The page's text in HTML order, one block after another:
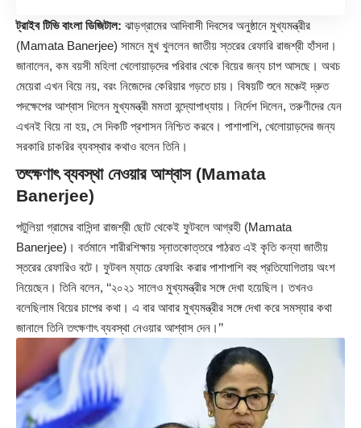
ট্রাইব টিভি বাংলা ডিজিটাল: ঝাড়গ্রামের আদিবাসী দিবসের অনুষ্ঠানে মুখ্যমন্ত্রীর
(Mamata Banerjee) সামনে মুখ খুললেন জাতীয় স্তরের রেফারি রাজশ্রী হাঁসদা।
জানালেন, কম বয়সী মহিলা খেলোয়াড়দের পরিবার থেকে বিয়ের জন্য চাপ আসছে। অথচ
মেয়েরা এখন বিয়ে নয়, বরং নিজেদের কেরিয়ার গড়তে চায়। বিষয়টি শুনে মঞ্চেই দ্রুত
পদক্ষেপের আশ্বাস দিলেন মুখ্যমন্ত্রী মমতা বন্দ্যোপাধ্যায়। নির্দেশ দিলেন, তরুণীদের যেন
এখনই বিয়ে না হয়, সে দিকটি প্রশাসন নিশ্চিত করবে। পাশাপাশি, খেলোয়াড়দের জন্য
সরকারি চাকরির ব্যবস্থার কথাও বলেন তিনি।
তৎক্ষণাৎ ব্যবস্থা নেওয়ার আশ্বাস (Mamata
Banerjee)
পটুলিয়া গ্রামের বাসিন্দা রাজশ্রী ছোট থেকেই ফুটবলে আগ্রহী (Mamata
Banerjee)। বর্তমানে শারীরশিক্ষায় স্নাতকোত্তরে পাঠরত এই কৃতি কন্যা জাতীয়
স্তরের রেফারিও বটে। ফুটবল ম্যাচে রেফারিং করার পাশাপাশি বহু প্রতিযোগিতায় অংশ
নিয়েছেন। তিনি বলেন, ‘‘২০২১ সালেও মুখ্যমন্ত্রীর সঙ্গে দেখা হয়েছিল। তখনও
বলেছিলাম বিয়ের চাপের কথা। এ বার আবার মুখ্যমন্ত্রীর সঙ্গে দেখা করে সমস্যার কথা
জানালে তিনি তৎক্ষণাৎ ব্যবস্থা নেওয়ার আশ্বাস দেন।’’